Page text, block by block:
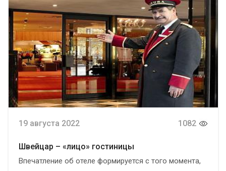
19 августа 2022 1082
Швейцар – «лицо» гостиницы
Впечатление об отеле формируется с того момента,